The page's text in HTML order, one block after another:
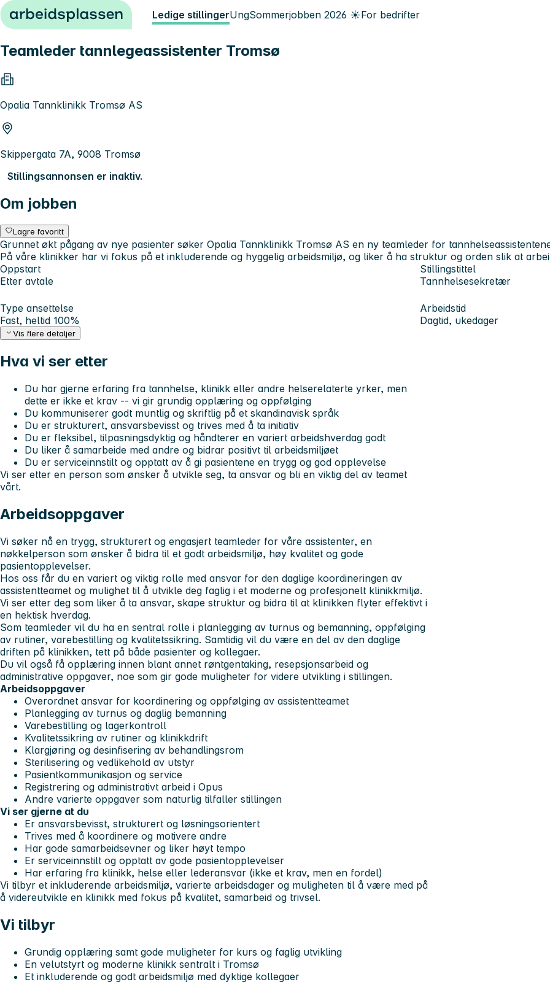
Hopp til innhold Ledige stillingerUngSommerjobben 2026 ☀️For bedrifter
Teamleder tannlegeassistenter Tromsø
Opalia Tannklinikk Tromsø AS
Skippergata 7A, 9008 Tromsø
Stillingsannonsen er inaktiv.
Om jobben
Lagre favoritt
Grunnet økt pågang av nye pasienter søker Opalia Tannklinikk Tromsø AS en ny teamleder for
På våre klinikker har vi fokus på et inkluderende og hyggelig arbeidsmiljø, og liker å ha struktur og orden slik at
Oppstart
Etter avtale
Stillingstittel
Tannhelsesekretær
Type ansettelse
Fast, heltid 100%
Arbeidstid
Dagtid, ukedager
Vis flere detaljer
Hva vi ser etter
Du har gjerne erfaring fra tannhelse, klinikk eller andre helserelaterte yrker, men
dette er ikke et krav -- vi gir grundig opplæring og oppfølging
Du kommuniserer godt muntlig og skriftlig på et skandinavisk språk
Du er strukturert, ansvarsbevisst og trives med å ta initiativ
Du er fleksibel, tilpasningsdyktig og håndterer en variert arbeidshverdag godt
Du liker å samarbeide med andre og bidrar positivt til arbeidsmiljøet
Du er serviceinnstilt og opptatt av å gi pasientene en trygg og god opplevelse
Vi ser etter en person som ønsker å utvikle seg, ta ansvar og bli en viktig del av teamet
vårt.
Arbeidsoppgaver
Vi søker nå en trygg, strukturert og engasjert teamleder for våre assistenter, en
nøkkelperson som ønsker å bidra til et godt arbeidsmiljø, høy kvalitet og gode
pasientopplevelser.
Hos oss får du en variert og viktig rolle med ansvar for den daglige koordineringen av
assistentteamet og mulighet til å utvikle deg faglig i et moderne og profesjonelt klinikkmiljø.
Vi ser etter deg som liker å ta ansvar, skape struktur og bidra til at klinikken flyter effektivt i
en hektisk hverdag.
Som teamleder vil du ha en sentral rolle i planlegging av turnus og bemanning, oppfølging
av rutiner, varebestilling og kvalitetssikring. Samtidig vil du være en del av den daglige
driften på klinikken, tett på både pasienter og kollegaer.
Du vil også få opplæring innen blant annet røntgentaking, resepsjonsarbeid og
administrative oppgaver, noe som gir gode muligheter for videre utvikling i stillingen.
Arbeidsoppgaver
Overordnet ansvar for koordinering og oppfølging av assistentteamet
Planlegging av turnus og daglig bemanning
Varebestilling og lagerkontroll
Kvalitetssikring av rutiner og klinikkdrift
Klargjøring og desinfisering av behandlingsrom
Sterilisering og vedlikehold av utstyr
Pasientkommunikasjon og service
Registrering og administrativt arbeid i Opus
Andre varierte oppgaver som naturlig tilfaller stillingen
Vi ser gjerne at du
Er ansvarsbevisst, strukturert og løsningsorientert
Trives med å koordinere og motivere andre
Har gode samarbeidsevner og liker høyt tempo
Er serviceinnstilt og opptatt av gode pasientopplevelser
Har erfaring fra klinikk, helse eller lederansvar (ikke et krav, men en fordel)
Vi tilbyr et inkluderende arbeidsmiljø, varierte arbeidsdager og muligheten til å være med på
å videreutvikle en klinikk med fokus på kvalitet, samarbeid og trivsel.
Vi tilbyr
Grundig opplæring samt gode muligheter for kurs og faglig utvikling
En velutstyrt og moderne klinikk sentralt i Tromsø
Et inkluderende og godt arbeidsmiljø med dyktige kollegaer